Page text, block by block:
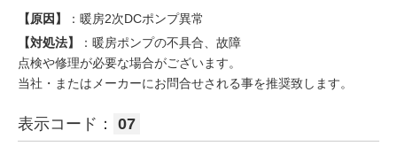
【原因】
：暖房2次DCポンプ異常
【対処法】
：暖房ポンプの不具合、故障
点検や修理が必要な場合がございます。
当社・またはメーカーにお問合せされる事を推奨致します。
表示コード： 07